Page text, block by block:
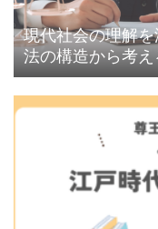
現代社会の理解
法の構造から考